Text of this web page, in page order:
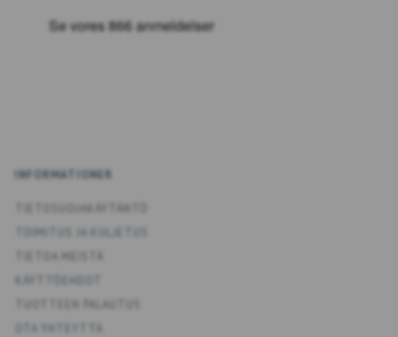
INFORMATIONER
TIETOSUOJAKÄYTÄNTÖ
TOIMITUS JA KULJETUS
TIETOA MEISTÄ
TUOTTEEN PALAUTUS